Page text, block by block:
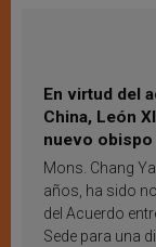
En virtud del
China, León
nuevo obispo
Mons. Chang
años, ha sido
del Acuerdo
Sede para una